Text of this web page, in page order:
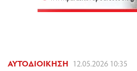
ΑΥΤΟΔΙΟΊΚΗΣΗ 12.05.2026 10:35